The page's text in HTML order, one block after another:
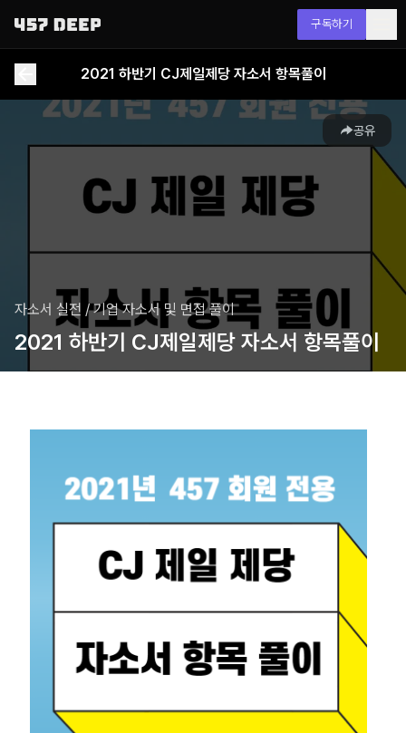
구독하기
2021 하반기 CJ제일제당 자소서 항목풀이
공유
자소서 실전 /기업 자소서 및 면접 풀이
2021 하반기 CJ제일제당 자소서 항목풀이